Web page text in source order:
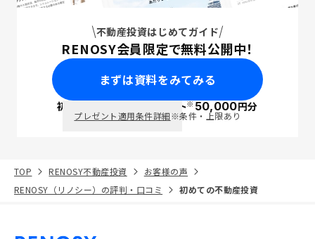
不動産投資はじめてガイド
RENOSY会員限定で無料公開中！
まずは資料をみてみる
初回面談で ポイント※50,000円分
プレゼント適用条件詳細※条件・上限あり
TOP RENOSY不動産投資
お客様の声
RENOSY（リノシー）の評判・口コミ
初めての不動産投資